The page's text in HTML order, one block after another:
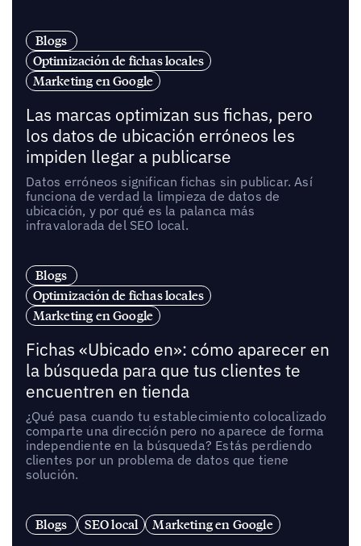
Blogs
Optimización de fichas locales
Marketing en Google
Las marcas optimizan sus fichas, pero
los datos de ubicación erróneos les
impiden llegar a publicarse
Datos erróneos significan fichas sin publicar. Así
funciona de verdad la limpieza de datos de
ubicación, y por qué es la palanca más
infravalorada del SEO local.
Blogs
Optimización de fichas locales
Marketing en Google
Fichas «Ubicado en»: cómo aparecer en
la búsqueda para que tus clientes te
encuentren en tienda
¿Qué pasa cuando tu establecimiento colocalizado
comparte una dirección pero no aparece de forma
independiente en la búsqueda? Estás perdiendo
clientes por un problema de datos que tiene
solución.
Blogs SEO local Marketing en Google